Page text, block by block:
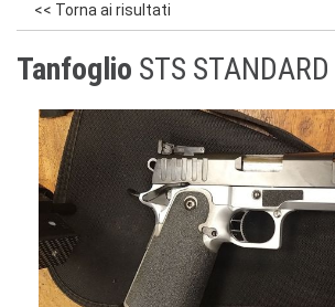
<< Torna ai risultati
Tanfoglio STS STANDARD